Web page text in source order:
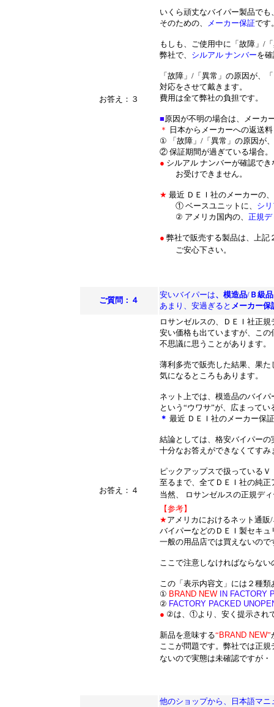
お答え：３
いくら頑丈なバイパー製品で
そのための、
メーカー保証です
もしも、ご使用中に「故障」/
弊社で、 シルアル ナンバーを
「故障」/「異常」の原因が、
対応をさせて戴きます。
費用は全て弊社の負担です。
■原因が不明の場合は、メーカ
＊
日本からメーカーへの返送
① 「故障」/「異常」の原因が
② 保証期間が過ぎている場合。
● シルアル ナンバーが確認で
お受けできません。
★ 最近 ＤＥＩ社のメーカーの、
① ベースユニットに、 シ
② アメリカ国内の、 正規デ
● 弊社で販売する製品は、上記
ご安心下さい。
ご質問：４
安いバイパーは、模造品/ Ｂ級品
あまり、安過ぎると メーカー保
お答え：４
ロサンゼルスの、ＤＥＩ社正
安い価格も出ていますが、こ
不思議に思うことがあります。
薄利多売で販売した結果、果
気になるところもあります。
ネット上では、模造品のバイ
という“ウワサ”が、広まって
＊ 最近 ＤＥＩ社のメーカー保
結論としては、格安バイパー
十分なお答えができなくてすみ
ピックアップスで扱っている
至るまで、全てＤＥＩ社の純正
当然、 ロサンゼルスの正規デ
【参考】
★アメリカにおけるネット通販
バイパーなどのＤＥＩ製セキ
一般の用品店では買えないの
ここで注意しなければならない
この「表示内容文」には２種類
① BRAND NEW
IN FACTORY
② FACTORY PACKED
● ②は、①より、安く提示され
新品を意味する“BRAND NEW”
ここが問題です。弊社では正
ないので実態は未確認ですが・
他のショップから、日本語マ